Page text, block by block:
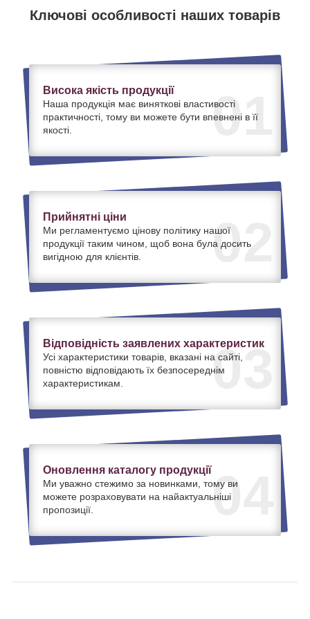
Ключові особливості наших товарів
01
Висока якість продукції
Наша продукція має виняткові властивості
практичності, тому ви можете бути впевнені в її
якості.
02
Прийнятні ціни
Ми регламентуємо цінову політику нашої
продукції таким чином, щоб вона була досить
вигідною для клієнтів.
03
Відповідність заявлених характеристик
Усі характеристики товарів, вказані на сайті,
повністю відповідають їх безпосереднім
характеристикам.
04
Оновлення каталогу продукції
Ми уважно стежимо за новинками, тому ви
можете розраховувати на найактуальніші
пропозиції.